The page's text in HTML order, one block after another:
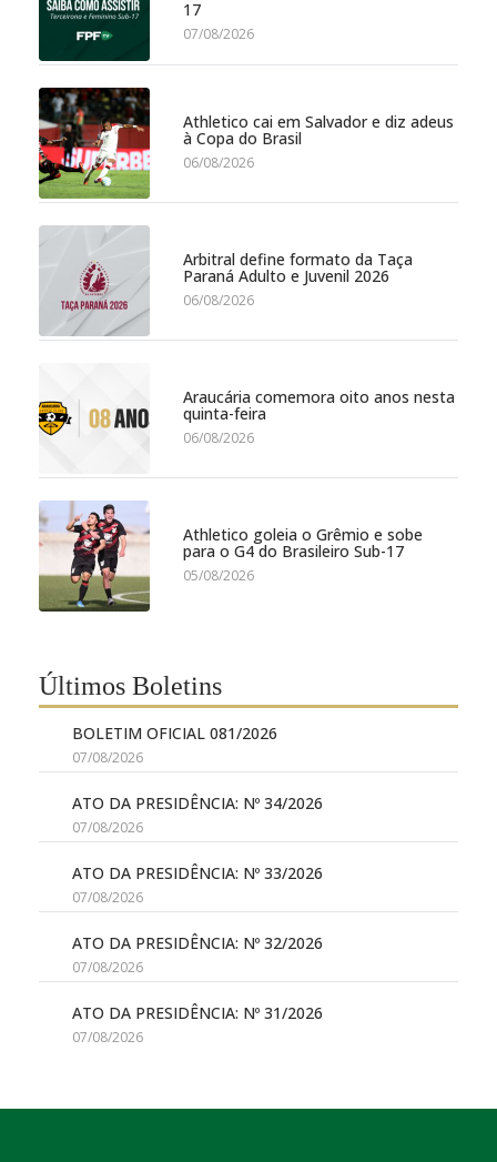
17
07/08/2026
Athletico cai em Salvador e diz adeus
à Copa do Brasil
06/08/2026
Arbitral define formato da Taça
Paraná Adulto e Juvenil 2026
06/08/2026
Araucária comemora oito anos nesta
quinta-feira
06/08/2026
Athletico goleia o Grêmio e sobe
para o G4 do Brasileiro Sub-17
05/08/2026
Últimos Boletins
BOLETIM OFICIAL 081/2026
07/08/2026
ATO DA PRESIDÊNCIA: Nº 34/2026
07/08/2026
ATO DA PRESIDÊNCIA: Nº 33/2026
07/08/2026
ATO DA PRESIDÊNCIA: Nº 32/2026
07/08/2026
ATO DA PRESIDÊNCIA: Nº 31/2026
07/08/2026